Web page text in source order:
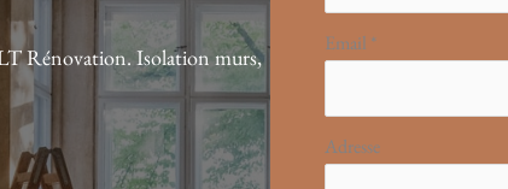
Rénovation. Isolation murs,
Email *
Adresse